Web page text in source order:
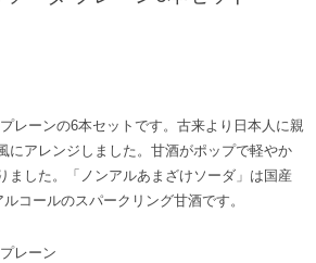
レーンの6本セットです。古来より日本人に親
にアレンジしました。甘酒がポップで軽やか
ました。「ノンアルあまざけソーダ」は国産
コールのスパークリング甘酒です。
レーン